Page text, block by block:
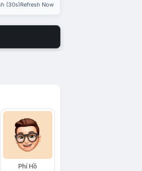
(30s)Refresh Now
Phí Hồ